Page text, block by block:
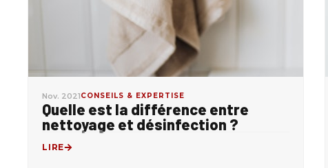
Nov. 2021CONSEILS & EXPERTISE
Quelle est la différence entre
nettoyage et désinfection ?
LIRE